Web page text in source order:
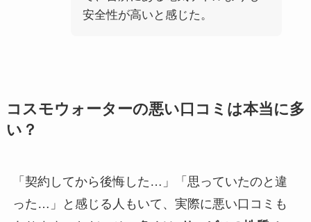
安全性が高いと感じた。
コスモウォーターの悪い口コミは本当に多
い？
「契約してから後悔した…」「思っていたのと違
った…」と感じる人もいて、実際に悪い口コミも